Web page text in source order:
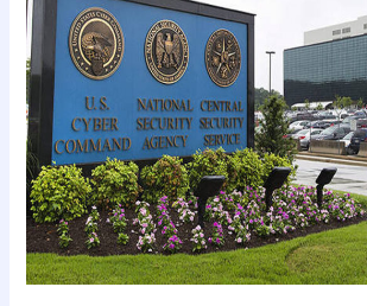
violó
privacidad
de
usuarios
no
ligados
a
terrorismo